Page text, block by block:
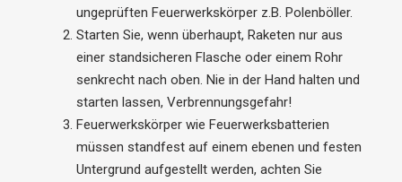
ungeprüften Feuerwerkskörper z.B. Polenböller.
Starten Sie, wenn überhaupt, Raketen nur aus
einer standsicheren Flasche oder einem Rohr
senkrecht nach oben. Nie in der Hand halten und
starten lassen, Verbrennungsgefahr!
Feuerwerkskörper wie Feuerwerksbatterien
müssen standfest auf einem ebenen und festen
Untergrund aufgestellt werden, achten Sie